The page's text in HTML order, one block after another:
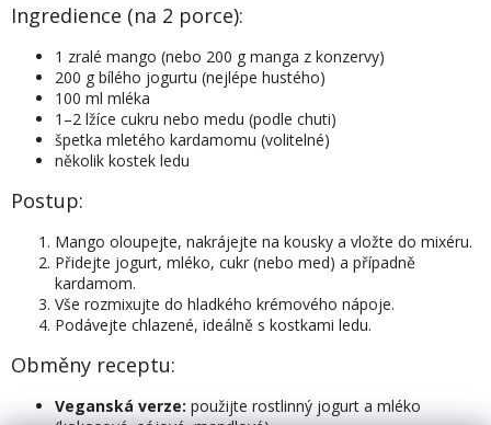
Ingredience (na 2 porce):
1 zralé mango (nebo 200 g manga z konzervy)
200 g bílého jogurtu (nejlépe hustého)
100 ml mléka
1–2 lžíce cukru nebo medu (podle chuti)
špetka mletého kardamomu (volitelné)
několik kostek ledu
Postup:
Mango oloupejte, nakrájejte na kousky a vložte do mixéru.
Přidejte jogurt, mléko, cukr (nebo med) a případně
kardamom.
Vše rozmixujte do hladkého krémového nápoje.
Podávejte chlazené, ideálně s kostkami ledu.
Obměny receptu:
Veganská verze: použijte rostlinný jogurt a mléko